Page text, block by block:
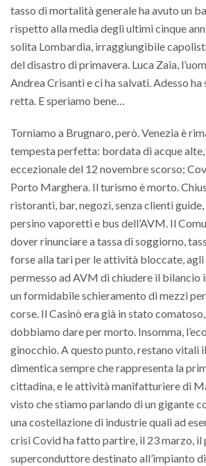
tasso di mortalità generale ha avuto un
rispetto alla media degli ultimi cinque
solita Lombardia, irraggiungibile
del disastro di primavera. Luca Zaia,
Andrea Crisanti e ci ha salvati. Adesso
retta. E speriamo bene…
Torniamo a Brugnaro, però. Venezia è
tempesta perfetta: bordata di acque
eccezionale del 12 novembre scorso;
Porto Marghera. Il turismo è morto.
ristoranti, bar, negozi, senza clienti
persino vaporetti e bus dell’AVM. Il
dover rinunciare a tassa di soggiorno,
forse alla tari per le attività bloccate,
permesso ad AVM di chiudere il bilancio
un formidabile schieramento di mezzi
corse. Il Casinò era già in stato
dobbiamo dare per morto. Insomma,
ginocchio. A questo punto, restano vitali
dimentica sempre che rappresenta la
cittadina, e le attività manifatturiere di
visto che stiamo parlando di un gigante
una costellazione di industrie quali ad
crisi Covid ha fatto partire, il 23 marzo, il
superconduttore destinato all’impianto